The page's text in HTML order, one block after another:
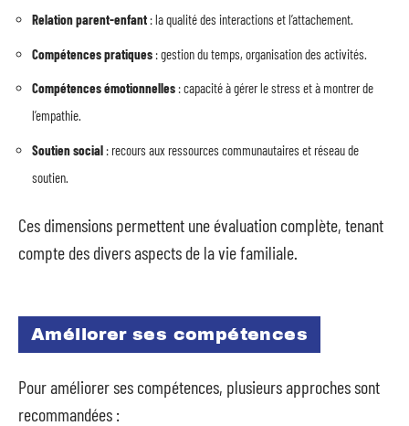
Relation parent-enfant : la qualité des interactions et l’attachement.
Compétences pratiques : gestion du temps, organisation des activités.
Compétences émotionnelles : capacité à gérer le stress et à montrer de
l’empathie.
Soutien social : recours aux ressources communautaires et réseau de
soutien.
Ces dimensions permettent une évaluation complète, tenant
compte des divers aspects de la vie familiale.
Améliorer ses compétences
Pour améliorer ses compétences, plusieurs approches sont
recommandées :